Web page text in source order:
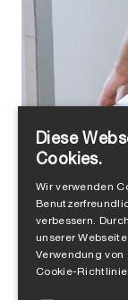
Stefanie Schaller
Modulbau
Leopold
Diese
Cookies.
Wir verwenden
verbessern.
unserer
Verwendung von
Cookie-Richtlinie